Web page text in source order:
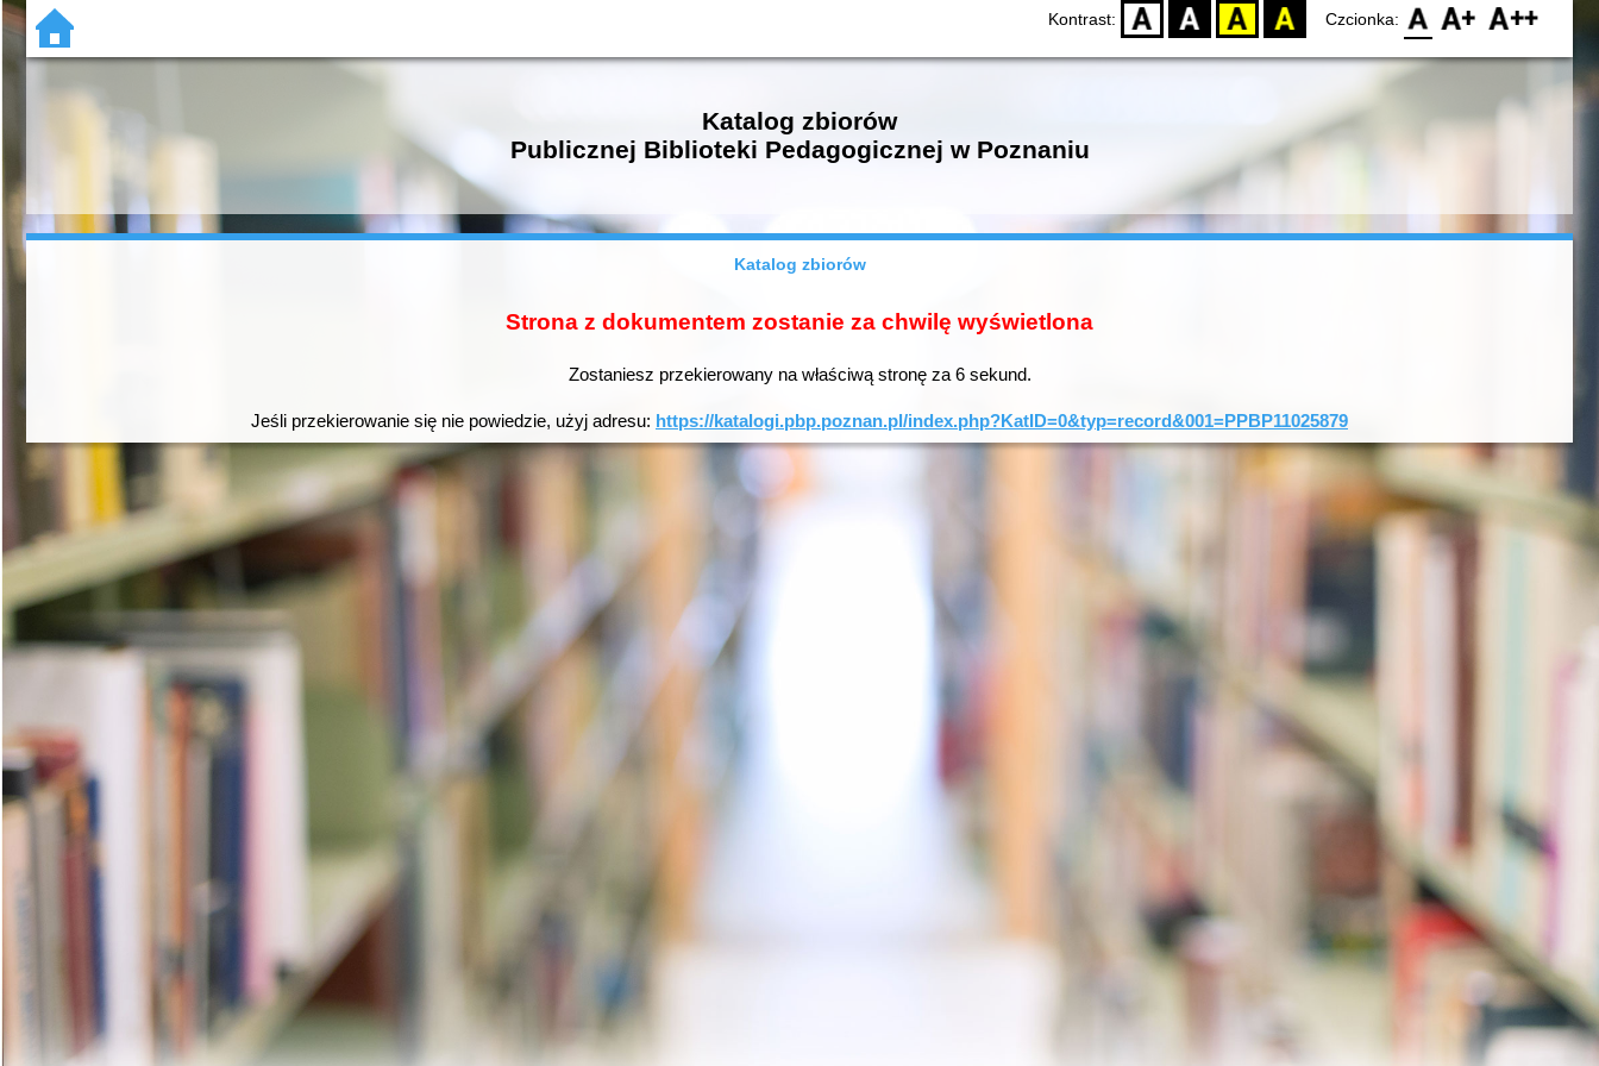
Kontrast: D BW YB BY Czcionka: F0 F1 F2
Katalog zbiorów
Publicznej Biblioteki Pedagogicznej w Poznaniu
Katalog zbiorów
Strona z dokumentem zostanie za chwilę wyświetlona
Zostaniesz przekierowany na właściwą stronę za 6sekund.
Jeśli przekierowanie się nie powiedzie, użyj adresu: https://katalogi.pbp.poznan.pl/index.php?KatID=0&typ=record&001=PPBP11025879